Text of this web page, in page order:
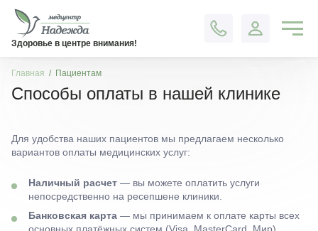
Здоровье в центре внимания!
Контакты
Главная Пациентам
Способы оплаты в нашей клинике
Для удобства наших пациентов мы предлагаем несколько
вариантов оплаты медицинских услуг:
Наличный расчет — вы можете оплатить услуги
непосредственно на ресепшене клиники.
Банковская карта — мы принимаем к оплате карты всех